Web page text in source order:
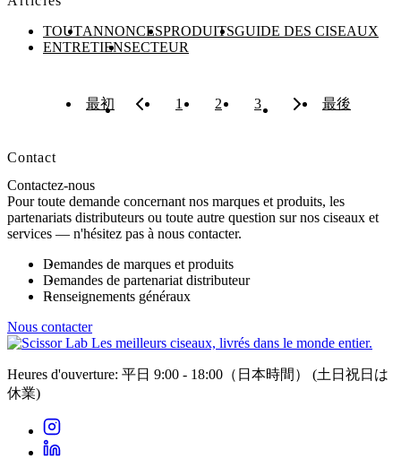
TOUTANNONCESPRODUITSGUIDE DES CISEAUX
ENTRETIENSECTEUR
最初 1 2 3 最後
Contact
Contactez-nous
Pour toute demande concernant nos marques et produits, les
partenariats distributeurs ou toute autre question sur nos ciseaux et
services — n'hésitez pas à nous contacter.
Demandes de marques et produits
Demandes de partenariat distributeur
Renseignements généraux
Nous contacter
Les meilleurs ciseaux, livrés dans le monde entier.
Heures d'ouverture: 平日 9:00 - 18:00（日本時間） (土日祝日は
休業)